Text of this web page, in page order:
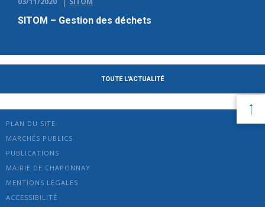
SITOM – Gestion des déchets
TOUTE L'ACTUALITÉ
PLAN DU SITE
MARCHÉS PUBLICS
PUBLICATIONS
MAIRIE DE CHAPONNAY
MENTIONS LÉGALES
ACCESSIBILITÉ